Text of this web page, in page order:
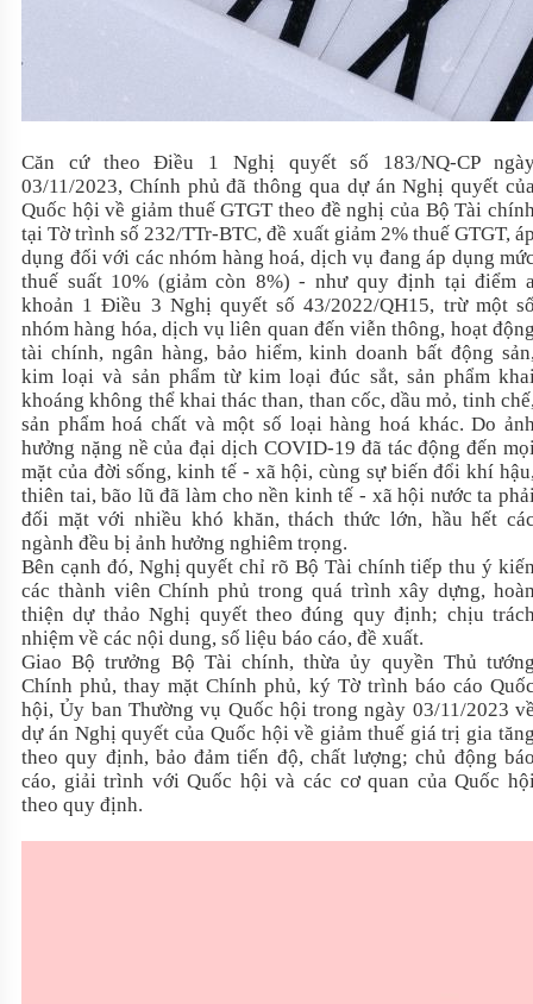
Căn cứ theo Điều 1 Nghị quyết số 183/NQ-CP
03/11/2023, Chính phủ đã thông qua dự án Nghị quyết
Quốc hội về giảm thuế GTGT theo đề nghị của Bộ Tài
tại Tờ trình số 232/TTr-BTC, đề xuất giảm 2% thuế GTGT,
dụng đối với các nhóm hàng hoá, dịch vụ đang áp dụng
thuế suất 10% (giảm còn 8%) - như quy định tại điểm
khoản 1 Điều 3 Nghị quyết số 43/2022/QH15, trừ một
nhóm hàng hóa, dịch vụ liên quan đến viễn thông, hoạt
tài chính, ngân hàng, bảo hiểm, kinh doanh bất động
kim loại và sản phẩm từ kim loại đúc sắt, sản phẩm
khoáng không thể khai thác than, than cốc, dầu mỏ, tinh
sản phẩm hoá chất và một số loại hàng hoá khác. Do
hưởng nặng nề của đại dịch COVID-19 đã tác động đến
mặt của đời sống, kinh tế - xã hội, cùng sự biến đổi khí
thiên tai, bão lũ đã làm cho nền kinh tế - xã hội nước ta
đối mặt với nhiều khó khăn, thách thức lớn, hầu hết
ngành đều bị ảnh hưởng nghiêm trọng.
Bên cạnh đó, Nghị quyết chỉ rõ Bộ Tài chính tiếp thu ý
các thành viên Chính phủ trong quá trình xây dựng,
thiện dự thảo Nghị quyết theo đúng quy định; chịu
nhiệm về các nội dung, số liệu báo cáo, đề xuất.
Giao Bộ trưởng Bộ Tài chính, thừa ủy quyền Thủ
Chính phủ, thay mặt Chính phủ, ký Tờ trình báo cáo
hội, Ủy ban Thường vụ Quốc hội trong ngày 03/11/2023
dự án Nghị quyết của Quốc hội về giảm thuế giá trị gia
theo quy định, bảo đảm tiến độ, chất lượng; chủ động
cáo, giải trình với Quốc hội và các cơ quan của Quốc
theo quy định.